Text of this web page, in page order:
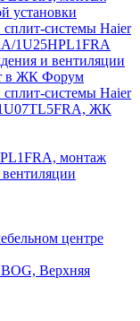
установки
сплит-системы Haier
1U25HPL1FRA
и вентиляции
в ЖК Форум
сплит-системы Haier
ЖК
монтаж
центре
Верхняя